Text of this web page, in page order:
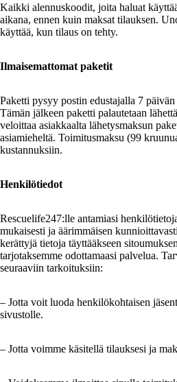
Kaikki alennuskoodit, joita haluat
aikana, ennen kuin maksat tilauksen.
käyttää, kun tilaus on tehty.
Ilmaisemattomat paketit
Paketti pysyy postin edustajalla 7 päivän
Tämän jälkeen paketti palautetaan
veloittaa asiakkaalta lähetysmaksun
asiamieheltä. Toimitusmaksu (99
kustannuksiin.
Henkilötiedot
Rescuelife247:lle antamiasi
mukaisesti ja äärimmäisen
kerättyjä tietoja täyttääkseen
tarjotaksemme odottamaasi palvelua.
seuraaviin tarkoituksiin:
– Jotta voit luoda henkilökohtaisen
sivustolle.
– Jotta voimme käsitellä tilauksesi ja